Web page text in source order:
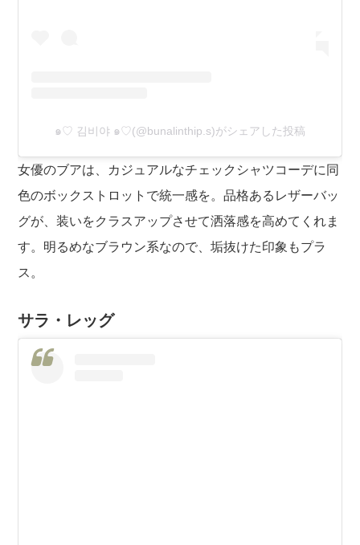
๑♡ 김비야 ๑♡(@bunalinthip.s)がシェアした投稿
女優のブアは、カジュアルなチェックシャツコーデに同
色のボックストロットで統一感を。品格あるレザーバッ
グが、装いをクラスアップさせて洒落感を高めてくれま
す。明るめなブラウン系なので、垢抜けた印象もプラ
ス。
サラ・レッグ